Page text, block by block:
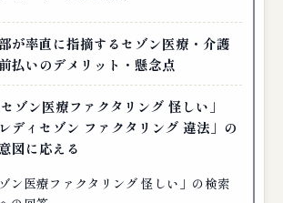
が率直に指摘するセゾン医療・介護
払いのデメリット・懸念点
ゾン医療ファクタリング 怪しい」
レディセゾン ファクタリング 違法」の
図に応える
ゾン医療ファクタリング 怪しい」の検索